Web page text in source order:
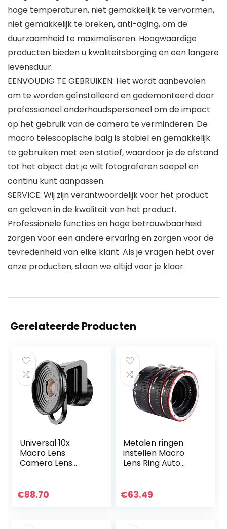
hoge temperaturen, niet gemakkelijk te vervormen,
niet gemakkelijk te breken, anti-aging, om de
duurzaamheid te maximaliseren. Hoogwaardige
producten bieden u kwaliteitsborging en een langere
levensduur.
EENVOUDIG TE GEBRUIKEN: Het wordt aanbevolen
om te worden geïnstalleerd en gedemonteerd door
professioneel onderhoudspersoneel om de impact
op het gebruik van de camera te verminderen. De
macro telescopische balg is stabiel en gemakkelijk
te gebruiken met een statief, waardoor je de afstand
tot het object dat je wilt fotograferen soepel en
continu kunt aanpassen.
SERVICE: Wij zijn verantwoordelijk voor het product
en geloven in de kwaliteit van het product.
Professionele functies en hoge betrouwbaarheid
zorgen voor een andere ervaring en zorgen voor de
tevredenheid van elke klant. Als je vragen hebt over
onze producten, staan ​​we altijd voor je klaar.
Gerelateerde Producten
Universal 10x
Macro Lens
Camera Lens
Tablet
€88.70
Metalen ringen
instellen Macro
Lens Ring Auto
€63.49